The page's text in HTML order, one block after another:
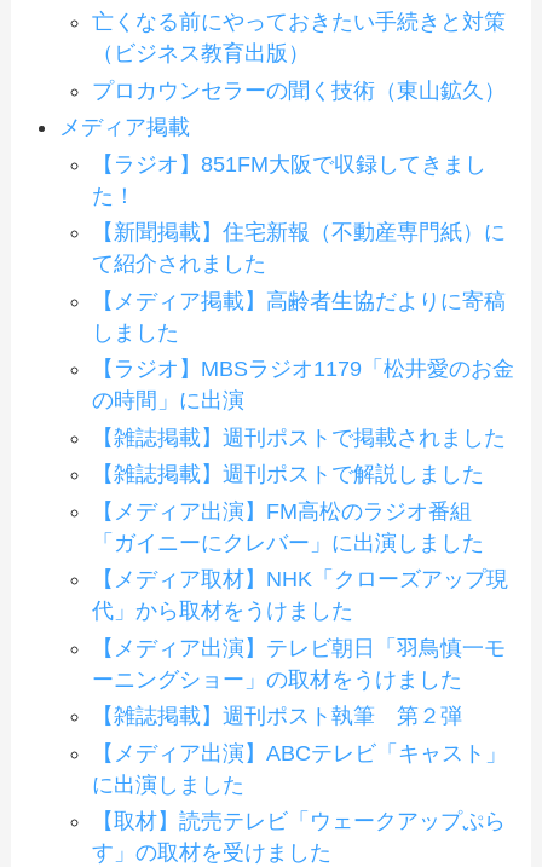
亡くなる前にやっておきたい手続きと対策
（ビジネス教育出版）
プロカウンセラーの聞く技術（東山鉱久）
メディア掲載
【ラジオ】851FM大阪で収録してきまし
た！
【新聞掲載】住宅新報（不動産専門紙）に
て紹介されました
【メディア掲載】高齢者生協だよりに寄稿
しました
【ラジオ】MBSラジオ1179「松井愛のお金
の時間」に出演
【雑誌掲載】週刊ポストで掲載されました
【雑誌掲載】週刊ポストで解説しました
【メディア出演】FM高松のラジオ番組
「ガイニーにクレバー」に出演しました
【メディア取材】NHK「クローズアップ現
代」から取材をうけました
【メディア出演】テレビ朝日「羽鳥慎一モ
ーニングショー」の取材をうけました
【雑誌掲載】週刊ポスト執筆 第２弾
【メディア出演】ABCテレビ「キャスト」
に出演しました
【取材】読売テレビ「ウェークアップぷら
す」の取材を受けました